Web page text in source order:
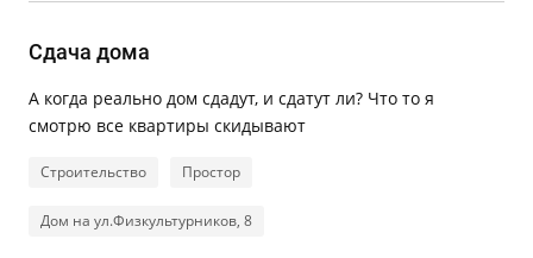
Сдача дома
А когда реально дом сдадут, и сдатут ли? Что то я
смотрю все квартиры скидывают
Строительство Простор
Дом на ул.Физкультурников, 8